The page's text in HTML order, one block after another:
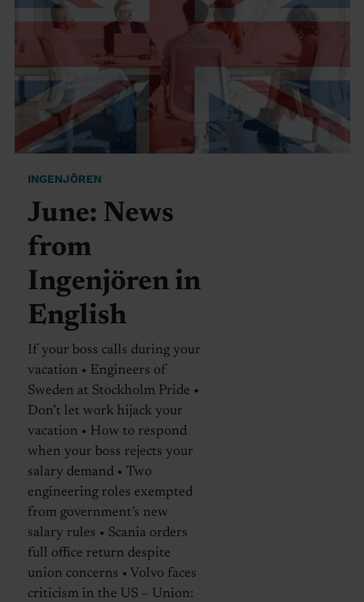
INGENJÖREN
June: News
from
Ingenjören in
English
If your boss calls during your
vacation • Engineers of
Sweden at Stockholm Pride •
Don’t let work hijack your
vacation • How to respond
when your boss rejects your
salary demand • Two
engineering roles exempted
from government’s new
salary rules • Scania orders
full office return despite
union concerns • Volvo faces
criticism in the US – Union: